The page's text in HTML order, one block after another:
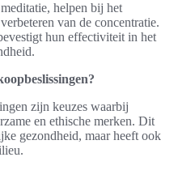
helpen bij het
van de concentratie.
hun effectiviteit in het
zijn keuzes waarbij
en ethische merken. Dit
gezondheid, maar heeft ook